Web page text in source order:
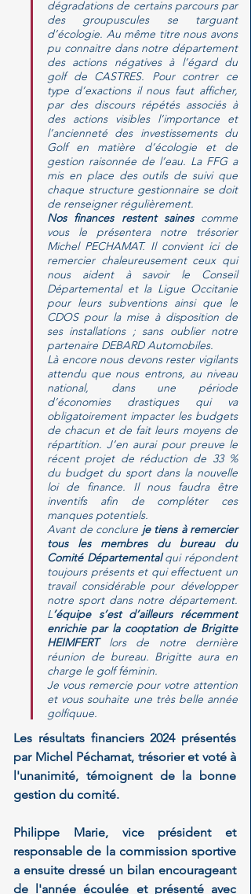
dégradations de certains parcours par
des groupuscules se targuant
d’écologie. Au même titre nous avons
pu connaitre dans notre département
des actions négatives à l’égard du
golf de CASTRES. Pour contrer ce
type d’exactions il nous faut afficher,
par des discours répétés associés à
des actions visibles l’importance et
l’ancienneté des investissements du
Golf en matière d’écologie et de
gestion raisonnée de l’eau. La FFG a
mis en place des outils de suivi que
chaque structure gestionnaire se doit
de renseigner régulièrement.
Nos finances restent saines comme
vous le présentera notre trésorier
Michel PECHAMAT. Il convient ici de
remercier chaleureusement ceux qui
nous aident à savoir le Conseil
Départemental et la Ligue Occitanie
pour leurs subventions ainsi que le
CDOS pour la mise à disposition de
ses installations ; sans oublier notre
partenaire DEBARD Automobiles.
Là encore nous devons rester vigilants
attendu que nous entrons, au niveau
national, dans une période
d’économies drastiques qui va
obligatoirement impacter les budgets
de chacun et de fait leurs moyens de
répartition. J’en aurai pour preuve le
récent projet de réduction de 33 %
du budget du sport dans la nouvelle
loi de finance. Il nous faudra être
inventifs afin de compléter ces
manques potentiels.
Avant de conclure je tiens à remercier
tous les membres du bureau du
Comité Départemental qui répondent
toujours présents et qui effectuent un
travail considérable pour développer
notre sport dans notre département.
L’équipe s’est d’ailleurs récemment
enrichie par la cooptation de Brigitte
HEIMFERT lors de notre dernière
réunion de bureau. Brigitte aura en
charge le golf féminin.
Je vous remercie pour votre attention
et vous souhaite une très belle année
golfiquue.
Les résultats financiers 2024 présentés
par Michel Péchamat, trésorier et voté à
l'unanimité, témoignent de la bonne
gestion du comité.
Philippe Marie, vice président et
responsable de la commission sportive
a ensuite dressé un bilan encourageant
de l'année écoulée et présenté avec